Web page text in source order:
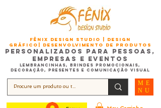
FÊNIX DESIGN STUDIO | Design
Gráfico| Desenvolvimento de Produtos
Personalizados para Pessoas,
Empresas e EventoS
Lembrancinhas, Brindes promocionais,
Decoração, Presentes e Comunicação Visual
ME
NU